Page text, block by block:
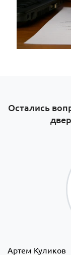
Остались
Артем Куликов